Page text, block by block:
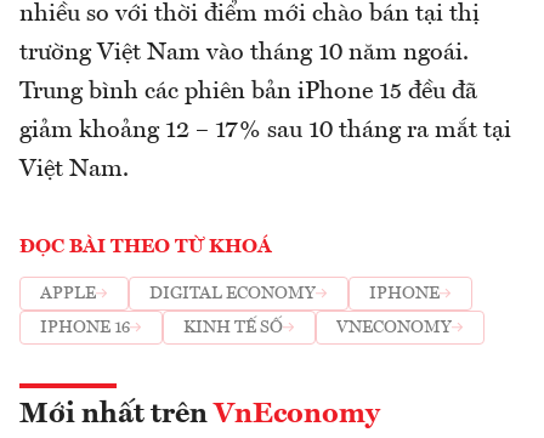
nhiều so với thời điểm mới chào bán tại thị
trường Việt Nam vào tháng 10 năm ngoái.
Trung bình các phiên bản iPhone 15 đều đã
giảm khoảng 12 – 17% sau 10 tháng ra mắt tại
Việt Nam.
ĐỌC BÀI THEO TỪ KHOÁ
APPLE DIGITAL ECONOMY
IPHONE
IPHONE 16
KINH TẾ SỐ VNECONOMY
Mới nhất trên VnEconomy